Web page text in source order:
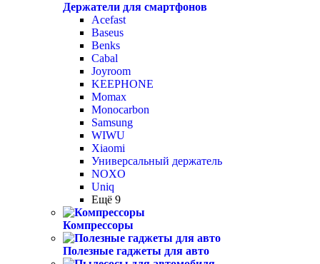
Держатели для смартфонов
Acefast
Baseus
Benks
Cabal
Joyroom
KEEPHONE
Momax
Monocarbon
Samsung
WIWU
Xiaomi
Универсальный держатель
NOXO
Uniq
Ещё 9
Компрессоры
Полезные гаджеты для авто